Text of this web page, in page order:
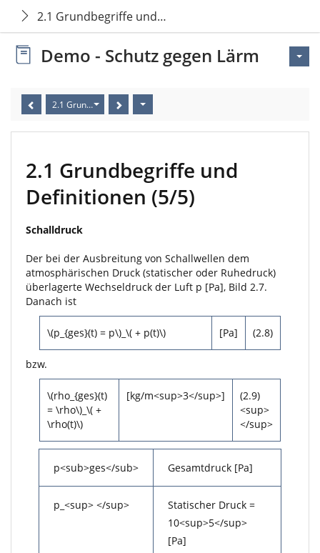
2.1 Grundbegriffe und Definitionen
Demo - Schutz gegen Lärm
2.1 Grundbegriffe und Definitionen (5/5)
2.1 Grundbegriffe und
Definitionen (5/5)
Schalldruck
Der bei der Ausbreitung von Schallwellen dem
atmosphärischen Druck (statischer oder Ruhedruck)
überlagerte Wechseldruck der Luft p [Pa], Bild 2.7.
Danach ist
\(p_{ges}(t) = p\)_\( + p(t)\) [Pa] (2.8)
bzw.
\(rho_{ges}(t)
= \rho\)_\( +
\rho(t)\)
[kg/m<sup>3</sup>]
(2.9)
<sup>
</sup>
p<sub>ges</sub> Gesamtdruck [Pa]
p_<sup> </sup>
Statischer Druck =
10<sup>5</sup>
[Pa]